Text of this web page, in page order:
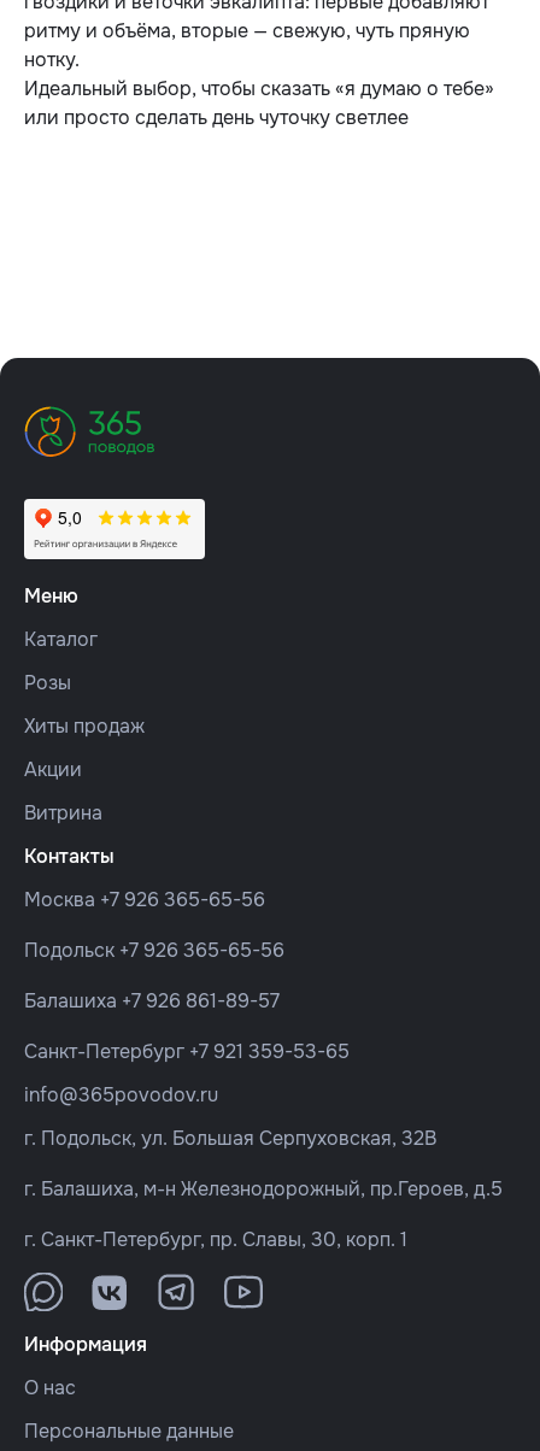
ритму и объёма, вторые — свежую, чуть пряную
нотку.
Идеальный выбор, чтобы сказать «я думаю о тебе»
или просто сделать день чуточку светлее
Меню
Каталог
Розы
Хиты продаж
Акции
Витрина
Контакты
Москва +7 926 365-65-56
Подольск +7 926 365-65-56
Балашиха +7 926 861-89-57
Санкт-Петербург +7 921 359-53-65
info@365povodov.ru
г. Подольск, ул. Большая Серпуховская, 32В
г. Балашиха, м-н Железнодорожный, пр.Героев, д.5
г. Санкт-Петербург, пр. Славы, 30, корп. 1
Информация
О нас
Персональные данные